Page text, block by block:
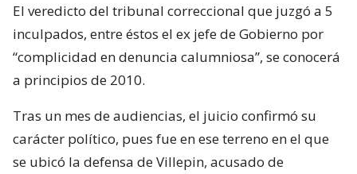
El veredicto del tribunal correccional que juzgó a 5
inculpados, entre éstos el ex jefe de Gobierno por
“complicidad en denuncia calumniosa”, se conocerá
a principios de 2010.
Tras un mes de audiencias, el juicio confirmó su
carácter político, pues fue en ese terreno en el que
se ubicó la defensa de Villepin, acusado de